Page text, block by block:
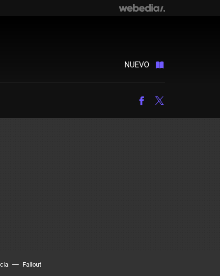
NUEVO
Facebook
Fallout